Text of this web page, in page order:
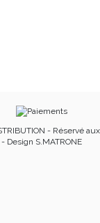
- Réservé
- Design S.MATRONE